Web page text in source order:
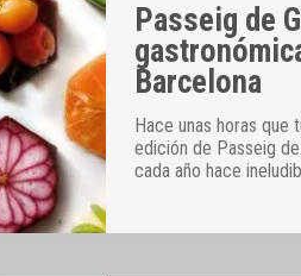
Passeig de
Barcelona
Hace unas horas
edición de Passeig
cada año hace